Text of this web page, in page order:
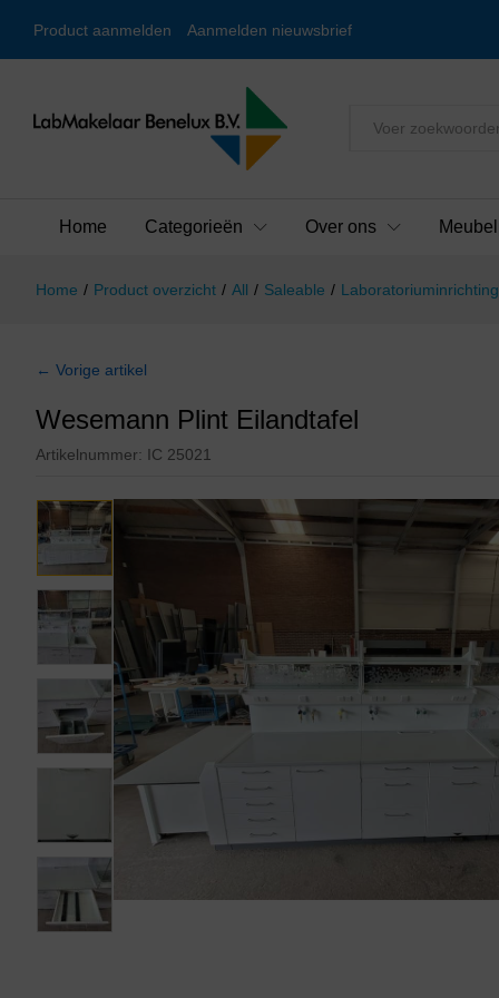
Product aanmelden Aanmelden nieuwsbrief
Alles
Home Categorieën Over ons
Home / Product overzicht / All / Saleable / Laboratoriuminrichting
← Vorige artikel
Wesemann Plint Eilandtafel
Artikelnummer: IC 25021